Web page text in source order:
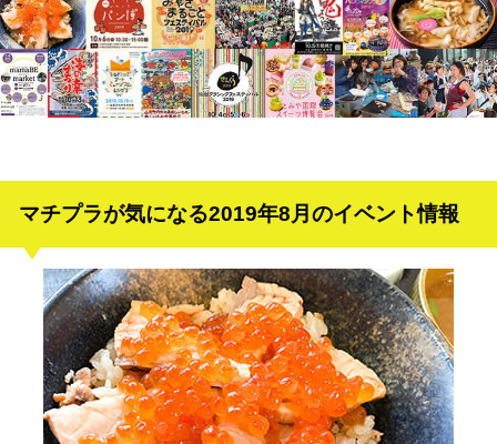
マチプラが気になる2019年8月のイベント情報